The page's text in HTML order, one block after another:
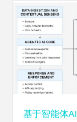
基于智能体